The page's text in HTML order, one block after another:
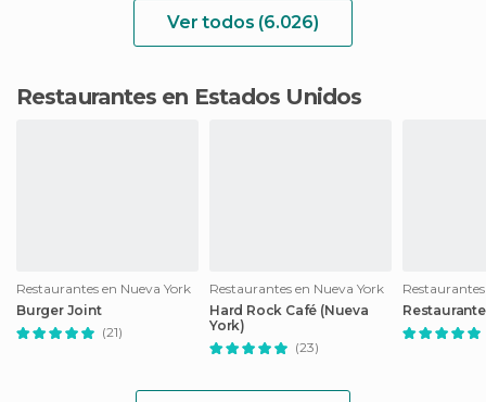
Ver todos (6.026)
Restaurantes en Estados Unidos
Restaurantes en Nueva York
Burger Joint
(21)
Restaurantes en Nueva York
Hard Rock Café (Nueva
York)
(23)